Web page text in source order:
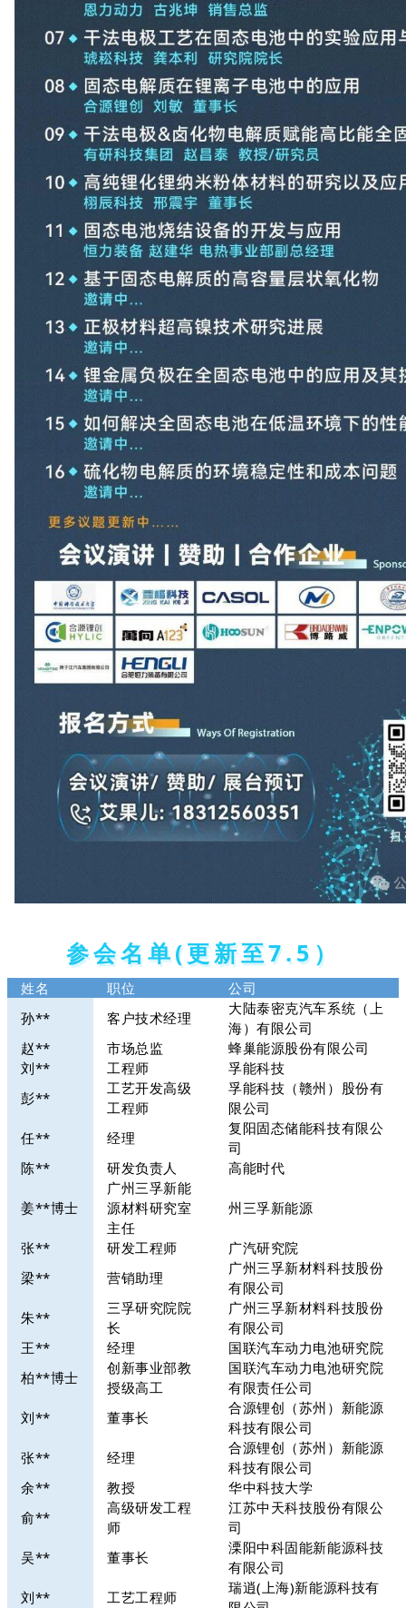
参会名单(更新至7.5）
姓名 职位
公司
孙**
客户技术经理
大陆泰密克汽车系统（上
海）有限公司
赵**
市场总监
蜂巢能源股份有限公司
刘**
工程师
孚能科技
彭**
工艺开发高级
工程师
孚能科技（赣州）股份有
限公司
任**
经理
复阳固态储能科技有限公
司
陈**
研发负责人 高能时代
姜**博士
广州三孚新能
源材料研究室
主任
州三孚新能源
张** 研发工程师
广汽研究院
梁**
营销助理
广州三孚新材料科技股份
有限公司
朱**
三孚研究院院
长
广州三孚新材料科技股份
有限公司
王**
经理
国联汽车动力电池研究院
柏**博士
创新事业部教
授级高工
国联汽车动力电池研究院
有限责任公司
刘**
董事长
合源锂创（苏州）新能源
科技有限公司
张**
经理
合源锂创（苏州）新能源
科技有限公司
余**
教授
华中科技大学
俞**
高级研发工程
师
江苏中天科技股份有限公
司
吴**
董事长
溧阳中科固能新能源科技
有限公司
刘**
工艺工程师
瑞逍(上海)新能源科技有